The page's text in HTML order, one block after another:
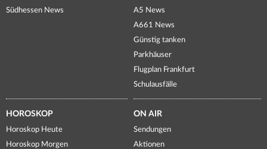
Südhessen News
A5 News
A661 News
Günstig tanken
Parkhäuser
Flugplan Frankfurt
Schulausfälle
HOROSKOP
Horoskop Heute
Horoskop Morgen
ON AIR
Sendungen
Aktionen